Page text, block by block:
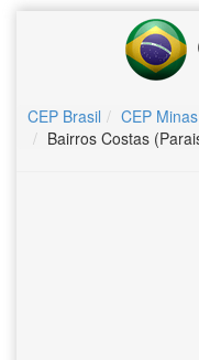
CEP Brasil
CEP
Bairros Costas